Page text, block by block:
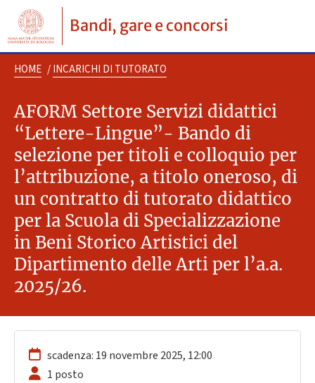
Bandi, gare e concorsi
HOME / INCARICHI DI TUTORATO
AFORM Settore Servizi didattici
“Lettere-Lingue”- Bando di
selezione per titoli e colloquio per
l’attribuzione, a titolo oneroso, di
un contratto di tutorato didattico
per la Scuola di Specializzazione
in Beni Storico Artistici del
Dipartimento delle Arti per l’a.a.
2025/26.
scadenza: 19 novembre 2025, 12:00
1 posto